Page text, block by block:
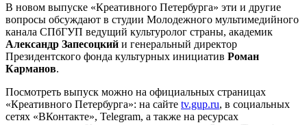
В новом выпуске «Креативного Петербурга» эти и другие
вопросы обсуждают в студии Молодежного мультимедийного
канала СПбГУП ведущий культуролог страны, академик
Александр Запесоцкий и генеральный директор
Президентского фонда культурных инициатив Роман
Карманов.
Посмотреть выпуск можно на официальных страницах
«Креативного Петербурга»: на сайте tv.gup.ru, в социальных
сетях «ВКонтакте», Telegram, а также на ресурсах